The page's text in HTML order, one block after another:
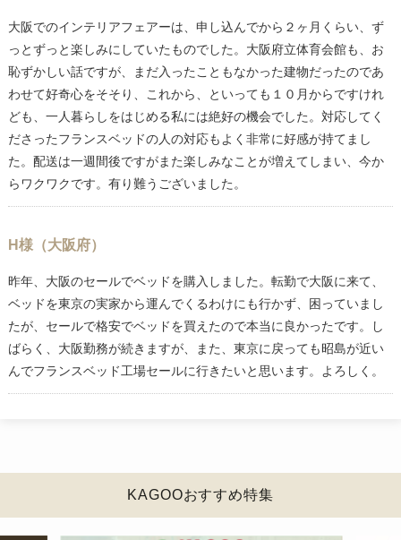
大阪でのインテリアフェアーは、申し込んでから２ヶ月くらい、ず
っとずっと楽しみにしていたものでした。大阪府立体育会館も、お
恥ずかしい話ですが、まだ入ったこともなかった建物だったのであ
わせて好奇心をそそり、これから、といっても１０月からですけれ
ども、一人暮らしをはじめる私には絶好の機会でした。対応してく
ださったフランスベッドの人の対応もよく非常に好感が持てまし
た。配送は一週間後ですがまた楽しみなことが増えてしまい、今か
らワクワクです。有り難うございました。
H様（大阪府）
昨年、大阪のセールでベッドを購入しました。転勤で大阪に来て、
ベッドを東京の実家から運んでくるわけにも行かず、困っていまし
たが、セールで格安でベッドを買えたので本当に良かったです。し
ばらく、大阪勤務が続きますが、また、東京に戻っても昭島が近い
んでフランスベッド工場セールに行きたいと思います。よろしく。
KAGOOおすすめ特集